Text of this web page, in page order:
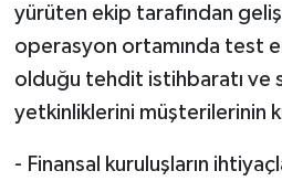
yürüten ekip tarafından
operasyon ortamında test
olduğu tehdit istihbaratı ve
yetkinliklerini müşterilerinin
- Finansal kuruluşların